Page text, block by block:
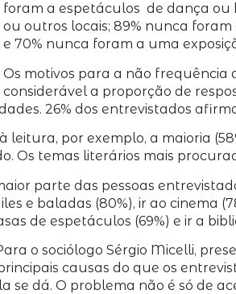
foram a espetáculos de dança ou
ou outros locais; 89% nunca
e 70% nunca foram a uma
Os motivos para a não frequência
considerável a proporção de
26% dos entrevistados
leitura, por exemplo, a maioria
Os temas literários mais
parte das pessoas
e baladas (80%), ir ao cinema
de espetáculos (69%) e ir a
o sociólogo Sérgio Micelli,
causas do que os
se dá. O problema não é só de